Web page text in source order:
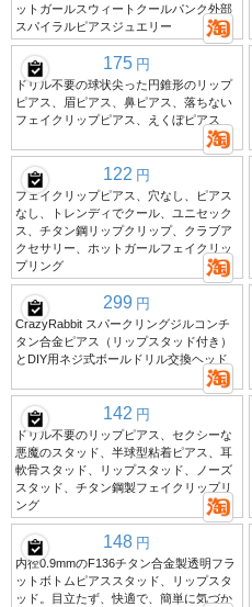
ットガールスウィートクールパンク外部
スパイラルピアスジュエリー
175 円
ドリル不要の球状尖った円錐形のリップ
ピアス、眉ピアス、鼻ピアス、落ちない
フェイクリップピアス、えくぼピアス
122 円
フェイクリップピアス、穴なし、ピアス
なし、トレンディでクール、ユニセック
ス、チタン鋼リップクリップ、クラブア
クセサリー、ホットガールフェイクリッ
プリング
299 円
CrazyRabbit スパークリングジルコンチ
タン合金ピアス（リップスタッド付き）
とDIY用ネジ式ボールドリル交換ヘッド
142 円
ドリル不要のリップピアス、セクシーな
悪魔のスタッド、半球型粘着ピアス、耳
軟骨スタッド、リップスタッド、ノーズ
スタッド、チタン鋼製フェイクリップリ
ング
148 円
内径0.9mmのF136チタン合金製透明フラ
ットボトムピアススタッド、リップスタ
ッド。目立たず、快適で、簡単に気づか